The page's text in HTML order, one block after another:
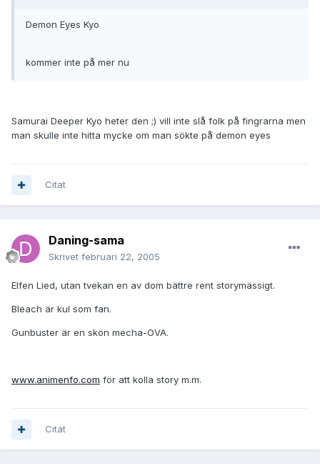
Demon Eyes Kyo
kommer inte på mer nu
Samurai Deeper Kyo heter den ;) vill inte slå folk på fingrarna men
man skulle inte hitta mycke om man sökte på demon eyes
Citat
Daning-sama
Skrivet februari 22, 2005
Elfen Lied, utan tvekan en av dom bättre rent storymässigt.
Bleach är kul som fan.
Gunbuster är en skön mecha-OVA.
www.animenfo.com för att kolla story m.m.
Citat